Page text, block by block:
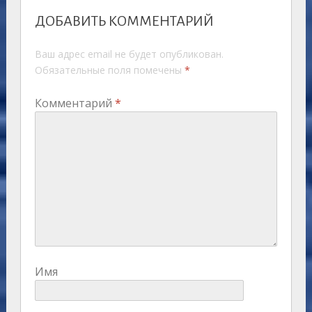
ДОБАВИТЬ КОММЕНТАРИЙ
Ваш адрес email не будет опубликован.
Обязательные поля помечены *
Комментарий *
Имя